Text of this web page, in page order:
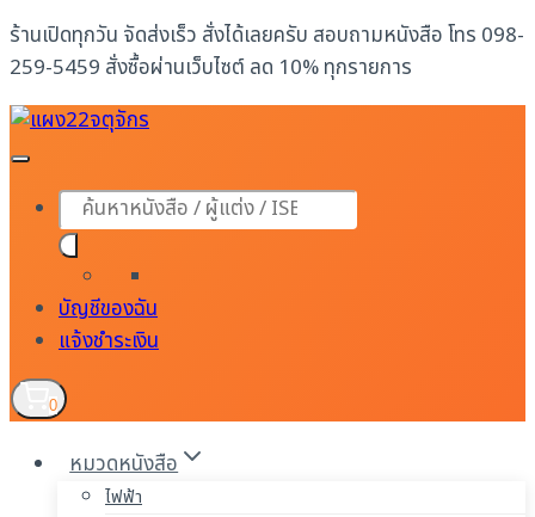
Skip
to
content
ร้านเปิดทุกวัน จัดส่งเร็ว สั่งได้เลยครับ สอบถามหนังสือ โทร 098-
259-5459 สั่งซื้อผ่านเว็บไซต์ ลด 10% ทุกรายการ
Products
search
บัญชีของฉัน
แจ้งชำระเงิน
0
หมวดหนังสือ
ไฟฟ้า